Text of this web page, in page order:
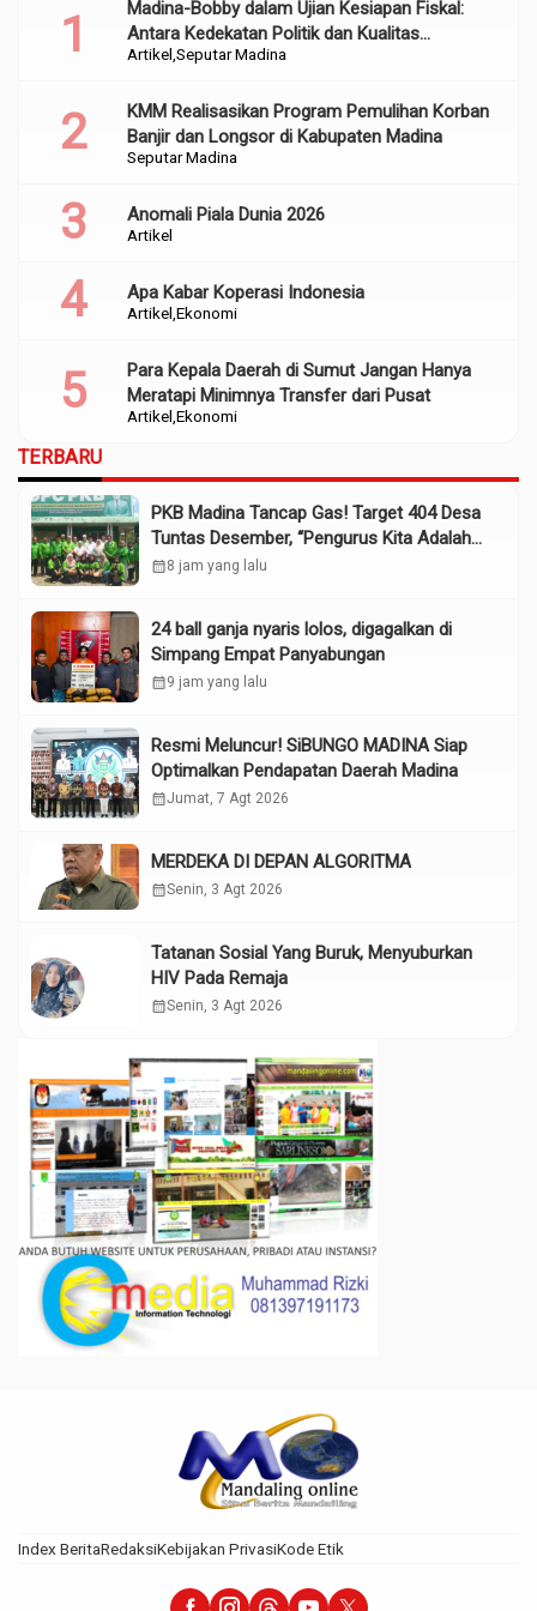
Artikel Seputar Madina
Madina-Bobby dalam Ujian Kesiapan Fiskal:
Antara Kedekatan Politik dan Kualitas
Perencanaan
Seputar Madina
KMM Realisasikan Program Pemulihan Korban
Banjir dan Longsor di Kabupaten Madina
Artikel
Anomali Piala Dunia 2026
Artikel Ekonomi
Apa Kabar Koperasi Indonesia
Artikel Ekonomi
Para Kepala Daerah di Sumut Jangan Hanya
Meratapi Minimnya Transfer dari Pusat
TERBARU
PKB Madina Tancap Gas! Target 404 Desa
Tuntas Desember, “Pengurus Kita Adalah
Tokoh”
calendar_month8 jam yang lalu
24 ball ganja nyaris lolos, digagalkan di
Simpang Empat Panyabungan
calendar_month9 jam yang lalu
Resmi Meluncur! SiBUNGO MADINA Siap
Optimalkan Pendapatan Daerah Madina
calendar_monthJumat, 7 Agt 2026
MERDEKA DI DEPAN ALGORITMA
calendar_monthSenin, 3 Agt 2026
Tatanan Sosial Yang Buruk, Menyuburkan
HIV Pada Remaja
calendar_monthSenin, 3 Agt 2026
Index BeritaRedaksiKebijakan PrivasiKode Etik